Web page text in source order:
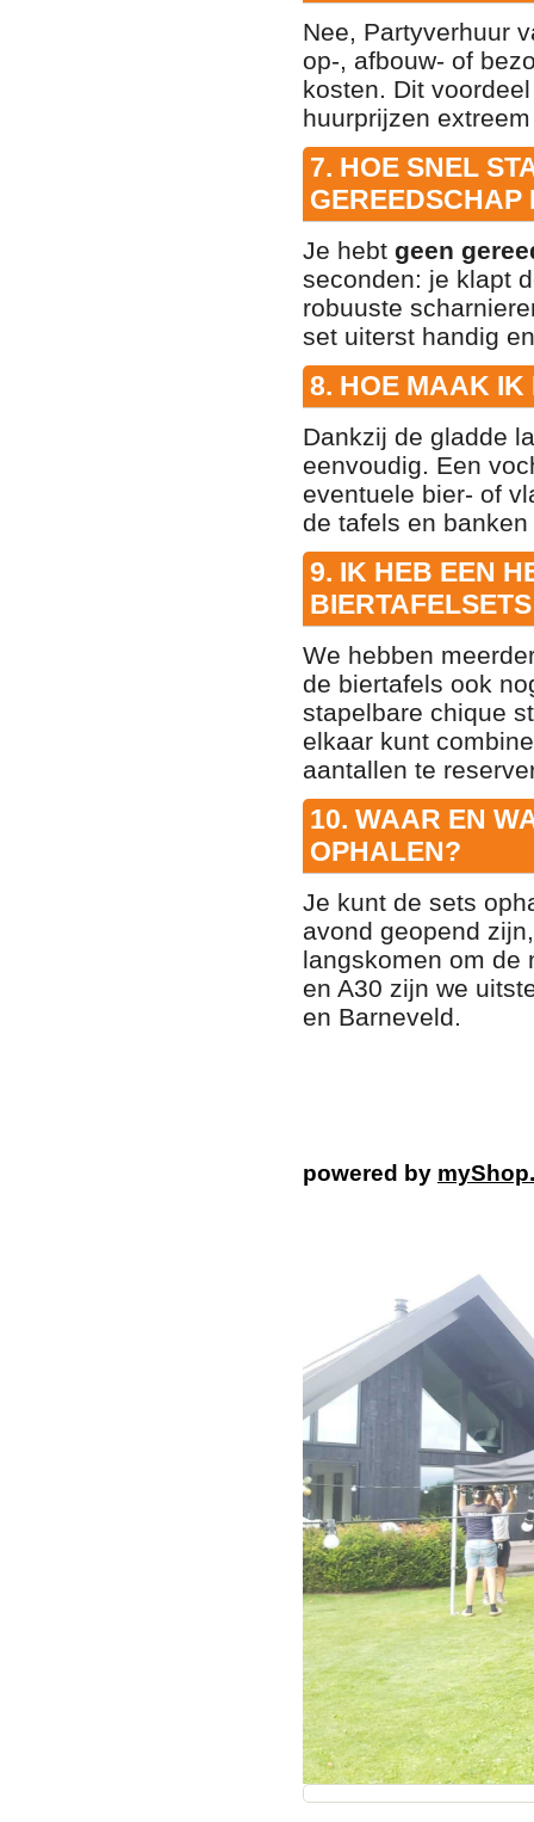
Nee, Partyverhuur
op-, afbouw- of
kosten. Dit
huurprijzen
7. HOE SNEL
GEREEDSCHAP
Je hebt geen
seconden: je klapt
robuuste
set uiterst handig
8. HOE MAAK IK
Dankzij de gladde
eenvoudig. Een
eventuele bier- of
de tafels en
9. IK HEB EEN
We hebben
de biertafels ook
stapelbare chique
elkaar kunt
aantallen te
10. WAAR EN
OPHALEN?
Je kunt de sets
avond geopend
langskomen om de
en A30 zijn we
en Barneveld.
powered by